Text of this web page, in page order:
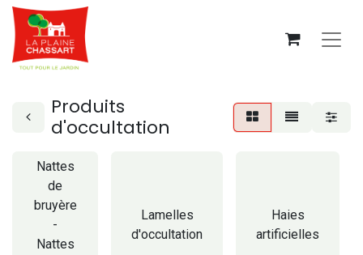
Produits
d'occultation
Nattes
de
bruyère
-
Nattes
Lamelles
d'occultation
Haies
artificielles